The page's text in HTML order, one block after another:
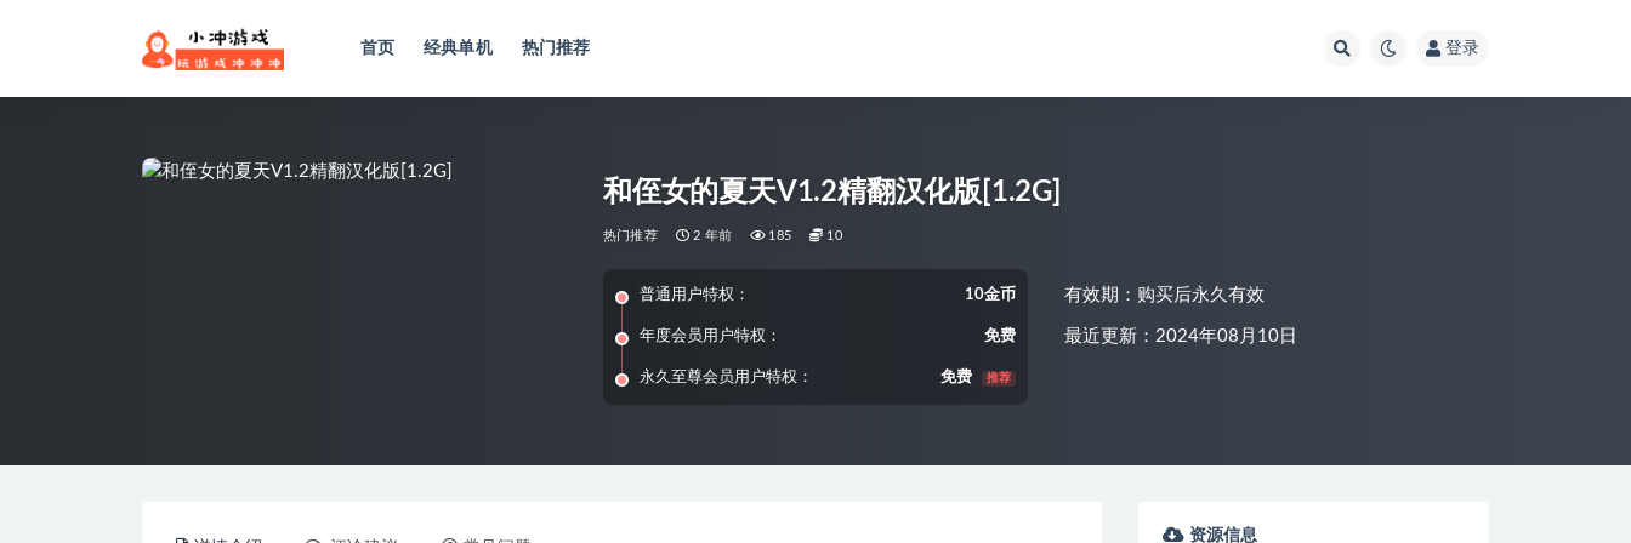
首页 经典单机 热门推荐 登录
和侄女的夏天V1.2精翻汉化版[1.2G]
热门推荐 2 年前 185 10
普通用户特权： 10金币
年度会员用户特权： 免费
永久至尊会员用户特权： 免费 推荐
有效期：购买后永久有效
最近更新：2024年08月10日
资源信息